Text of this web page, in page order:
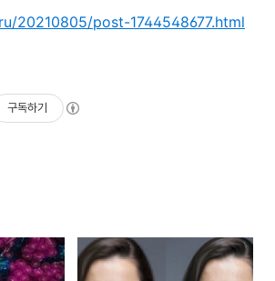
20210805/post-1744548677.html
구독하기